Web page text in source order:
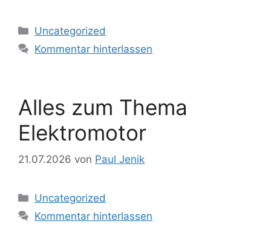
Kategorien
Uncategorized
Kommentar hinterlassen
Alles zum Thema
Elektromotor
21.07.2026 von Paul Jenik
Kategorien
Uncategorized
Kommentar hinterlassen